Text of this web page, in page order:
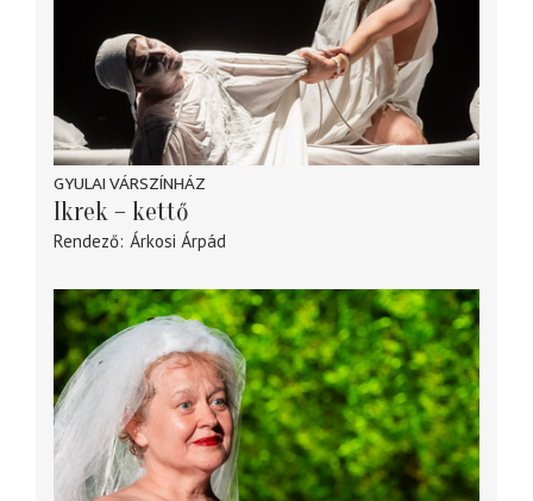
GYULAI VÁRSZÍNHÁZ
Ikrek – kettő
Rendező Árkosi Árpád